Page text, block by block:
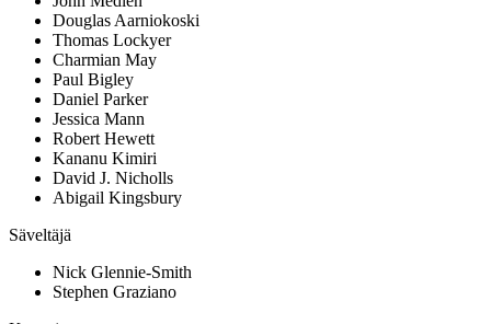
Douglas Aarniokoski
Thomas Lockyer
Charmian May
Paul Bigley
Daniel Parker
Jessica Mann
Robert Hewett
Kananu Kimiri
David J. Nicholls
Abigail Kingsbury
Säveltäjä
Nick Glennie-Smith
Stephen Graziano